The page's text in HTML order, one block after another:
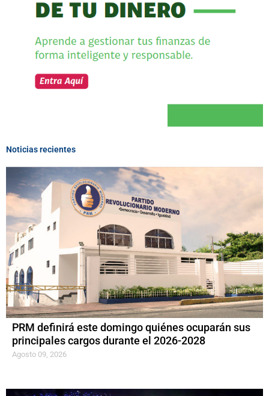
Noticias recientes
PRM definirá este domingo quiénes ocuparán sus
principales cargos durante el 2026-2028
Agosto 09, 2026